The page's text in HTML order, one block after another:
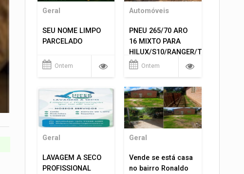
Geral
SEU NOME LIMPO
PARCELADO
Ontem
Automóveis
PNEU 265/70 ARO
16 MIXTO PARA
HILUX/S10/RANGER/TRITON
ETC... MONTAGEM
Ontem
Geral
LAVAGEM A SECO
PROFISSIONAL
Geral
Vende se está casa
no bairro Ronaldo